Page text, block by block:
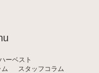
ーベスト
ム
スタッフコラム